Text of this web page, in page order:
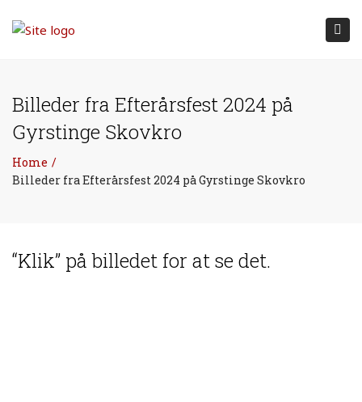
Billeder fra Efterårsfest 2024 på
Gyrstinge Skovkro
Home
Billeder fra Efterårsfest 2024 på Gyrstinge Skovkro
“Klik” på billedet for at se det.